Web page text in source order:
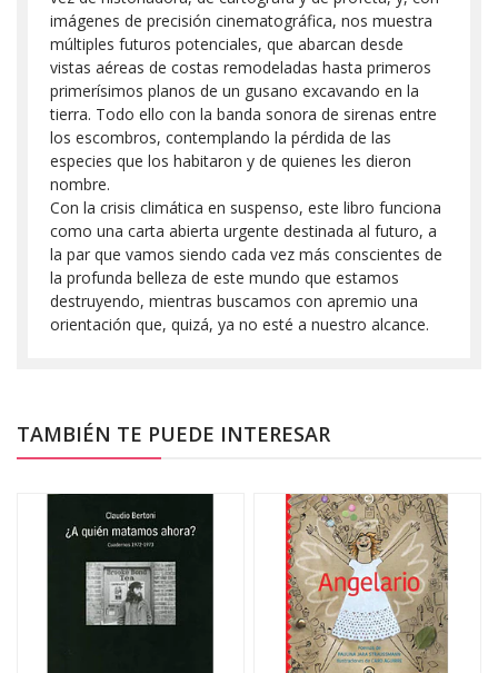
imágenes de precisión cinematográfica, nos muestra
múltiples futuros potenciales, que abarcan desde
vistas aéreas de costas remodeladas hasta primeros
primerísimos planos de un gusano excavando en la
tierra. Todo ello con la banda sonora de sirenas entre
los escombros, contemplando la pérdida de las
especies que los habitaron y de quienes les dieron
nombre.
Con la crisis climática en suspenso, este libro funciona
como una carta abierta urgente destinada al futuro, a
la par que vamos siendo cada vez más conscientes de
la profunda belleza de este mundo que estamos
destruyendo, mientras buscamos con apremio una
orientación que, quizá, ya no esté a nuestro alcance.
TAMBIÉN TE PUEDE INTERESAR